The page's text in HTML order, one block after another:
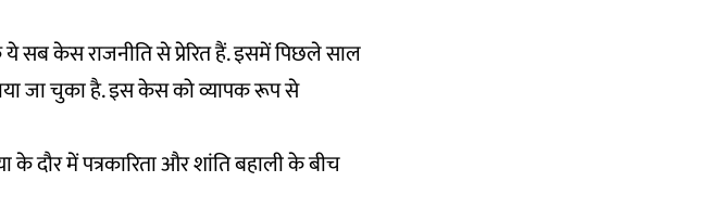
केस राजनीति से प्रेरित हैं. इसमें पिछले साल
जा चुका है. इस केस को व्यापक रूप से
दौर में पत्रकारिता और शांति बहाली के बीच